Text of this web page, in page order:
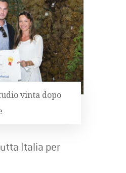
vinta dopo
Italia per